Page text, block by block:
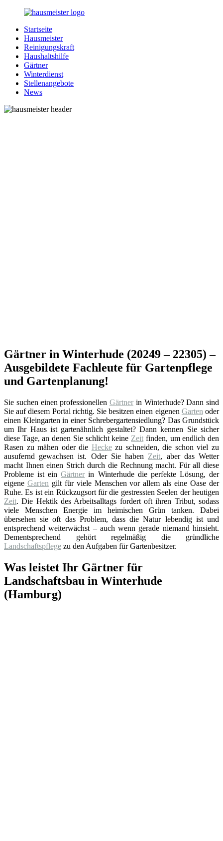
Zurück
Inhalt
Hausmeister.de
Alles
rund
Ihren
Haushalt
Startseite
Hausmeister
Reinigungskraft
Haushaltshilfe
Gärtner
Winterdienst
Stellenangebote
News
Gärtner in Winterhude (20249 – 22305) –
Ausgebildete Fachleute für Gartenpflege
und Gartenplanung!
Sie suchen einen professionellen Gärtner in Winterhude? Dann sind
Sie auf diesem Portal richtig. Sie besitzen einen eigenen Garten oder
einen Kleingarten in einer Schrebergartensiedlung? Das Grundstück
um Ihr Haus ist gartenähnlich gestaltet? Dann kennen Sie sicher
diese Tage, an denen Sie schlicht keine Zeit finden, um endlich den
Rasen zu mähen oder die Heckezu schneiden, die schon viel zu
ausufernd gewachsen ist. Oder Sie haben Zeit, aber das Wetter
macht Ihnen einen Strich durch die Rechnung macht. Für all diese
Probleme ist einGärtner in Winterhude die perfekte Lösung, der
eigene Garten gilt für viele Menschen vor allem als eine Oase der
Ruhe. Es ist ein Rückzugsort für die gestressten Seelen der heutigen
Zeit. Die Hektik des Arbeitsalltags fordert oft ihren Tribut, sodass
viele Menschen Energie im heimischen Grün tanken. Dabei
übersehen sie oft das Problem, dass die Natur lebendig ist und
entsprechend weiterwächst – auch wenn gerade niemand hinsieht.
Dementsprechend gehört regelmäßig die gründliche
Landschaftspflege zu den Aufgaben für Gartenbesitzer.
Was leistet Ihr Gärtner für
Landschaftsbau in Winterhude
(Hamburg)